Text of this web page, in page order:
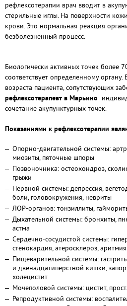
рефлексотерапии врач вводит в
стерильные иглы. На поверхности
крови. Это нормальная реакция
безболезненный процесс.
Биологически активных точек более
соответствует определенному органу.
возраста пациента, сопутствующих
рефлексотерапевт в Марьино
сочетание акупунктурных точек.
Показаниями к рефлексотерапии
Опорно-двигательной системы:
миозиты, пяточные шпоры
Позвоночника: остеохондроз,
грыжи
Нервной системы: депрессия,
боли, головокружения, невриты
ЛОР-органов: тонзиллиты,
Дыхательной системы: бронхиты,
астма
Сердечно-сосудистой системы:
стенокардия, атеросклероз, аритмия
Пищеварительной системы:
и двенадцатиперстной кишки,
холецистит
Мочеполовой системы: цистит,
Репродуктивной системы: